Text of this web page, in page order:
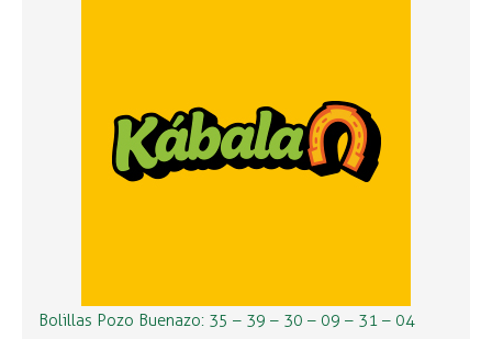
Bolillas Pozo Buenazo: 35 – 39 – 30 – 09 – 31 – 04